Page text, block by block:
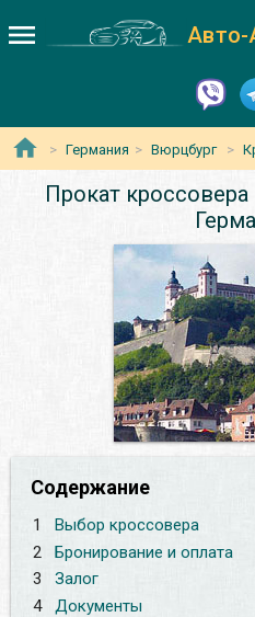
Авто-
Германия Вюрцбург
Прокат
Содержание
1
Выбор кроссовера
2
Бронирование и оплата
3
Залог
4
Документы